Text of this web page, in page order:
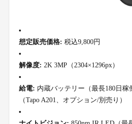
想定販売価格: 税込9,800円
解像度: 2K 3MP（2304×1296px）
給電: 内蔵バッテリー（最長180日
（Tapo A201、オプション/別売り）